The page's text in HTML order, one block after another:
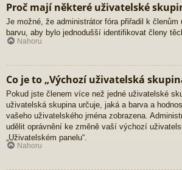
Proč mají některé uživatelské
Je možné, že administrátor fóra přiřadil k
barvu, aby bylo jednodušší identifikovat členy
Nahoru
Co je to „Výchozí uživatelská
Pokud jste členem více než jedné uživatelské
uživatelská skupina určuje, jaká a barva a
vašeho uživatelského jména zobrazena.
udělit oprávnění ke změně vaší výchozí
„Uživatelském panelu“.
Nahoru